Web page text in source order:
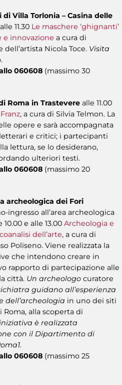
di Villa Torlonia – Casina delle
11.30 Le maschere ‘ghignanti’
e innovazione a cura di
dell’artista Nicola Toce. Visita
060608 (massimo 30
Roma in Trastevere alle 11.00
, a cura di Silvia Telmon. La
opere e sarà accompagnata
e critici; i partecipanti
lettura, se lo desiderano,
ulteriori testi.
060608 (massimo 20
archeologica dei Fori
ingresso all’area archeologica
e alle 13.00 Archeologia e
dell’arte, a cura di
Poliseno. Viene realizzata la
che intendono creare in
rapporto di partecipazione alle
città. Un archeologo curatore
guidano all’esperienza
dell’archeologia in uno dei siti
alla scoperta di
è realizzata
con il Dipartimento di
060608 (massimo 25